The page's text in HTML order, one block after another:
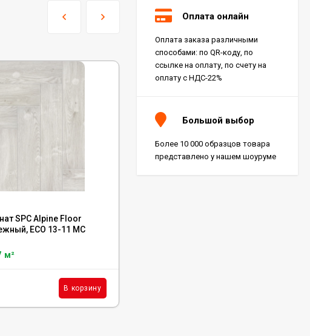
SPC Alpine Floor
ЕСО 13-11 MC
м²
В корзину
Оплата онлайн
Оплата заказа различными
способами: по QR-коду, по
ссылке на оплату, по счету на
оплату с НДС-22%
Большой выбор
Более 10 000 образцов товара
представлено у нашем шоуруме